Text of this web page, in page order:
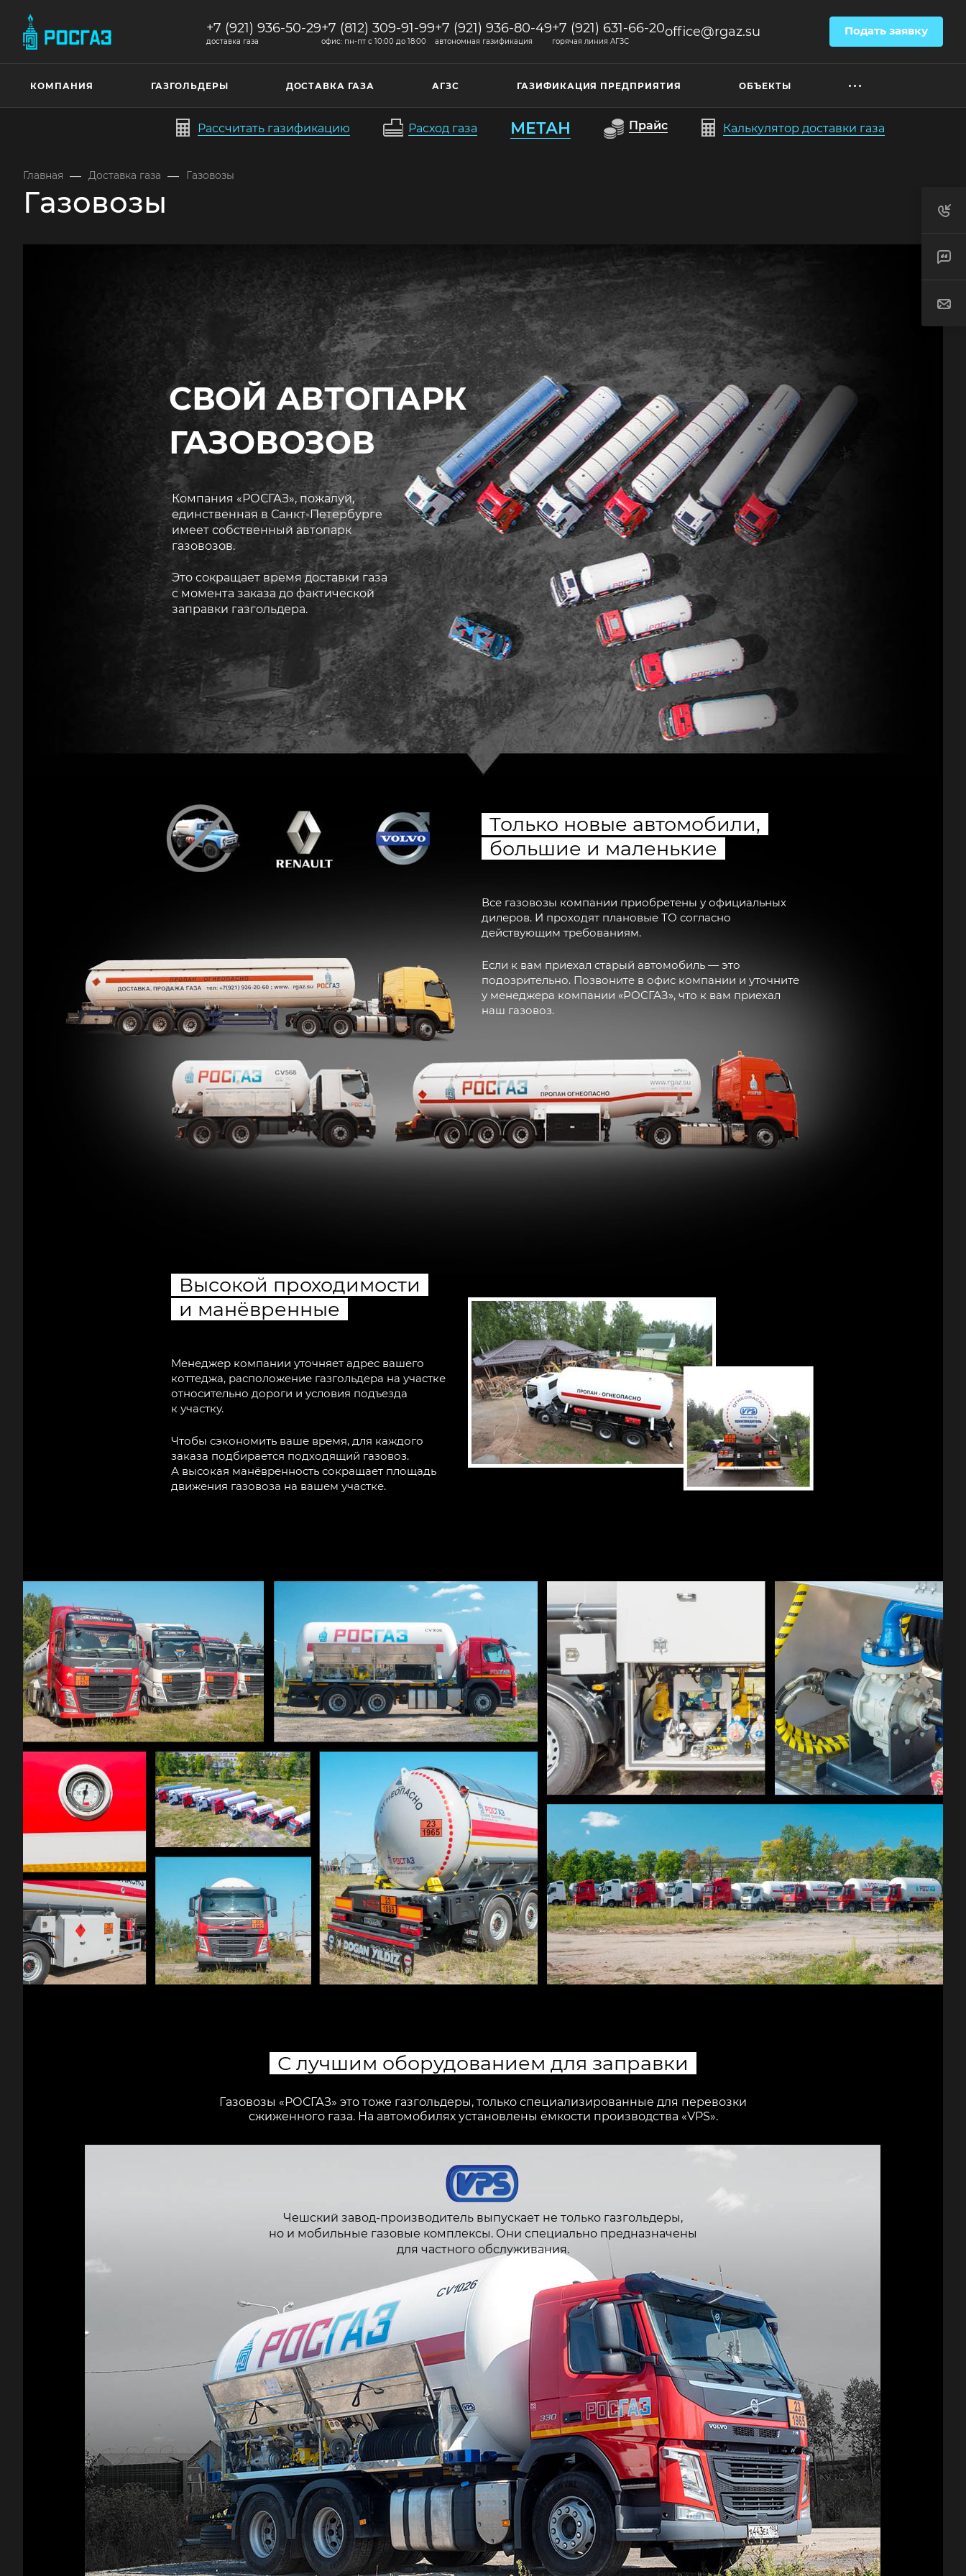
+7 (921) 936-50-29
доставка газа
+7 (812) 309-91-99
офис: пн-пт c 10:00 до 18:00
+7 (921) 936-80-49
автономная газификация
+7 (921) 631-66-20
горячая линия АГЗС
office@rgaz.su Подать заявку
КОМПАНИЯ ГАЗГОЛЬДЕРЫ ДОСТАВКА ГАЗА АГЗС ГАЗИФИКАЦИЯ ПРЕДПРИЯТИЯ ОБЪЕКТЫ
Рассчитать газификацию Расход газа МЕТАН Прайс Калькулятор доставки газа
Главная — Доставка газа — Газовозы
Газовозы
СВОЙ АВТОПАРК
ГАЗОВОЗОВ
Компания «РОСГАЗ», пожалуй,
единственная в Санкт-Петербурге
имеет собственный автопарк
газовозов.
Это сокращает время доставки газа
с момента заказа до фактической
заправки газгольдера.
Только новые автомобили,
большие и маленькие
Все газовозы компании приобретены у официальных
дилеров. И проходят плановые ТО согласно
действующим требованиям.
Если к вам приехал старый автомобиль — это
подозрительно. Позвоните в офис компании и уточните
у менеджера компании «РОСГАЗ», что к вам приехал
наш газовоз.
Высокой проходимости
и манёвренные
Менеджер компании уточняет адрес вашего
коттеджа, расположение газгольдера на участке
относительно дороги и условия подъезда
к участку.
Чтобы сэкономить ваше время, для каждого
заказа подбирается подходящий газовоз.
А высокая манёвренность сокращает площадь
движения газовоза на вашем участке.
С лучшим оборудованием для заправки
Газовозы «РОСГАЗ» это тоже газгольдеры, только специализированные для перевозки
сжиженного газа. На автомобилях установлены ёмкости производства «VPS».
Чешский завод-производитель выпускает не только газгольдеры,
но и мобильные газовые комплексы. Они специально предназначены
для частного обслуживания.